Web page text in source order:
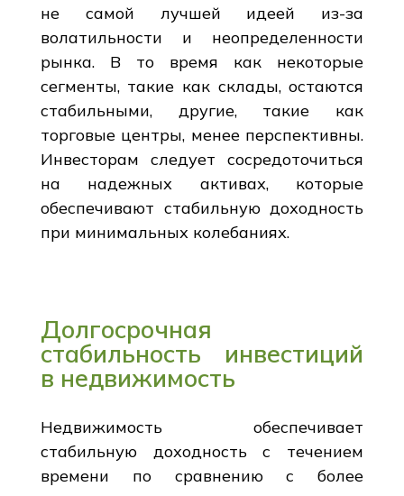
не самой лучшей идеей из-за
волатильности и неопределенности
рынка. В то время как некоторые
сегменты, такие как склады, остаются
стабильными, другие, такие как
торговые центры, менее перспективны.
Инвесторам следует сосредоточиться
на надежных активах, которые
обеспечивают стабильную доходность
при минимальных колебаниях.
Долгосрочная
стабильность инвестиций
в недвижимость
Недвижимость обеспечивает
стабильную доходность с течением
времени по сравнению с более